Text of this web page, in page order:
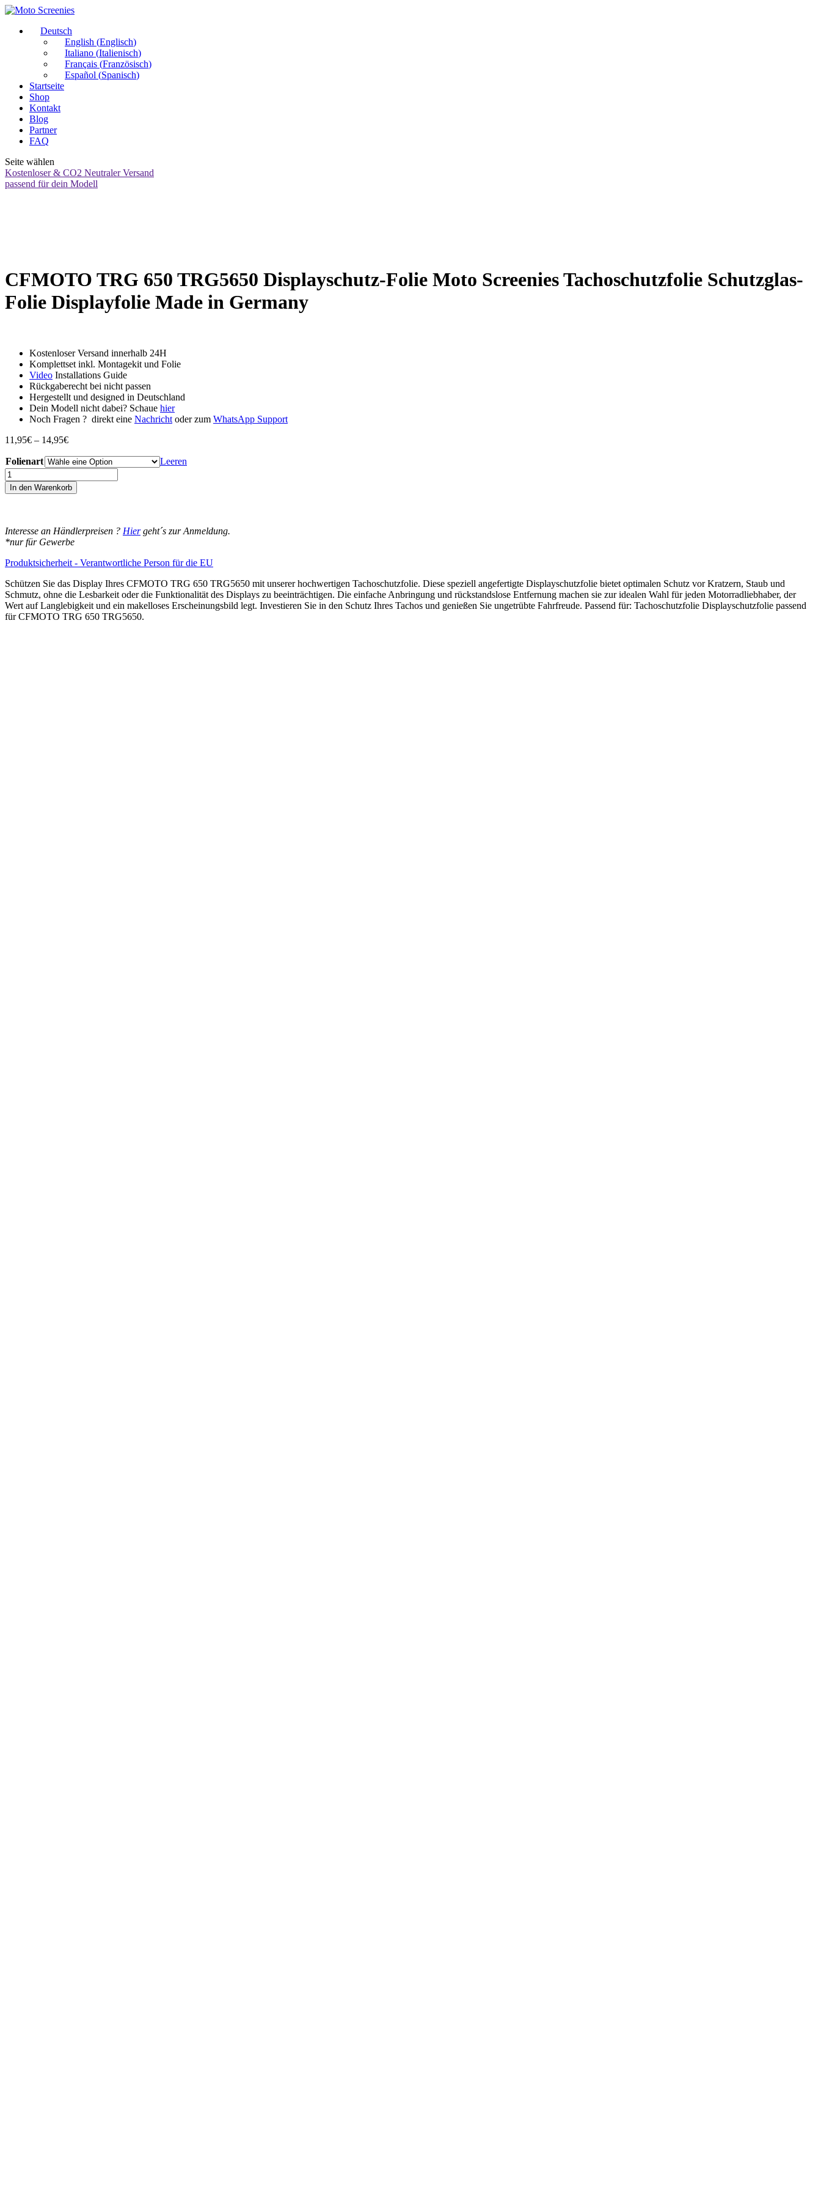
Deutsch
English (Englisch)
Italiano (Italienisch)
Français (Französisch)
Español (Spanisch)
Startseite
Shop
Kontakt
Blog
Partner
FAQ
Seite wählen
Kostenloser & CO2 Neutraler Versand
passend für dein Modell
CFMOTO TRG 650 TRG5650 Displayschutz-Folie Moto Screenies Tachoschutzfolie Schutzglas-
Folie Displayfolie Made in Germany
Kostenloser Versand innerhalb 24H
Komplettset inkl. Montagekit und Folie
Video Installations Guide
Rückgaberecht bei nicht passen
Hergestellt und designed in Deutschland
Dein Modell nicht dabei? Schaue hier
Noch Fragen ? direkt eine Nachricht oder zum WhatsApp Support
11,95€ – 14,95€Preisspanne:
bis
14,95€
Folienart
Leeren
CFMOTO
TRG
650
Folie
Moto
Screenies
Tachoschutzfolie
Folie
Displayfolie
Made
in
In den Warenkorb
Interesse an Händlerpreisen ? Hiergeht´s zur Anmeldung.
*nur für Gewerbe
Produktsicherheit - Verantwortliche Person für die EU
Schützen Sie das Display Ihres CFMOTO TRG 650 TRG5650 mit unserer hochwertigen Tachoschutzfolie. Diese speziell angefertigte Displayschutzfolie bietet optimalen Schutz vor Kratzern, Staub und
Schmutz, ohne die Lesbarkeit oder die Funktionalität des Displays zu beeinträchtigen. Die einfache Anbringung und rückstandslose Entfernung machen sie zur idealen Wahl für jeden Motorradliebhaber, der
Wert auf Langlebigkeit und ein makelloses Erscheinungsbild legt. Investieren Sie in den Schutz Ihres Tachos und genießen Sie ungetrübte Fahrfreude. Passend für: Tachoschutzfolie Displayschutzfolie passend
für CFMOTO TRG 650 TRG5650.